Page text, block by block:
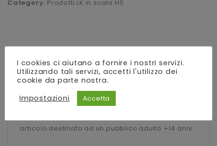
Category: Prodotti LK in scala H0
Description
Reviews (0)
articolo destinato ad un pubblico adulto +14 anni
I cookies ci aiutano a fornire i nostri servizi.
Utilizzando tali servizi, accetti l'utilizzo dei
cookie da parte nostra.
Impostazioni
Accetta